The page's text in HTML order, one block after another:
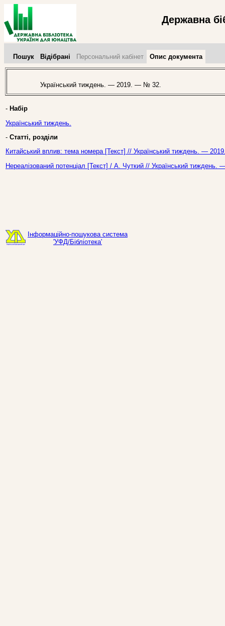
Державна
Пошук Відібрані Персональний кабінет Опис документа
Український тиждень. — 2019. — № 32.
- Набір
Український тиждень.
- Статті, розділи
Китайський вплив: тема номера [Текст] // Український тиждень. —
Нереалізований потенціал [Текст] / А. Чуткий // Український
Інформаційно-пошукова система
'УФД/Бібліотека'